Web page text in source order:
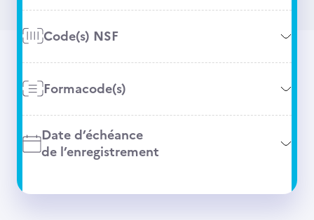
Code(s) NSF
Formacode(s)
Date d’échéance
de l’enregistrement